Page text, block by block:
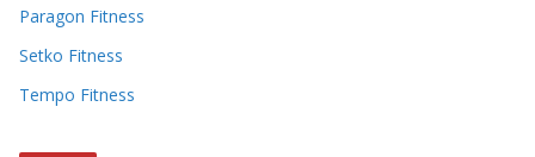
Paragon Fitness
Setko Fitness
Tempo Fitness